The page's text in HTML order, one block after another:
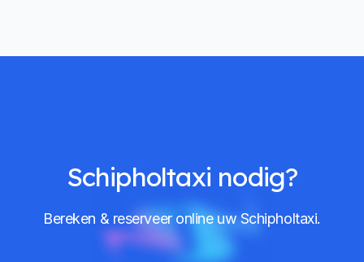
Schipholtaxi nodig?
Bereken & reserveer online uw Schipholtaxi.